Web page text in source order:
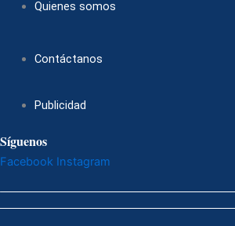
Quienes somos
Contáctanos
Publicidad
Síguenos
Facebook Instagram